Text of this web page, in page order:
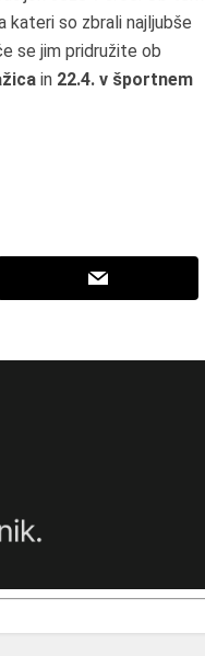
kateri so zbrali najljubše
se jim pridružite ob
in 22.4. v športnem